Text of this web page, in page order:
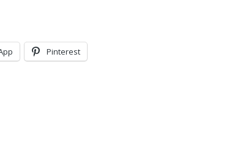
Pinterest